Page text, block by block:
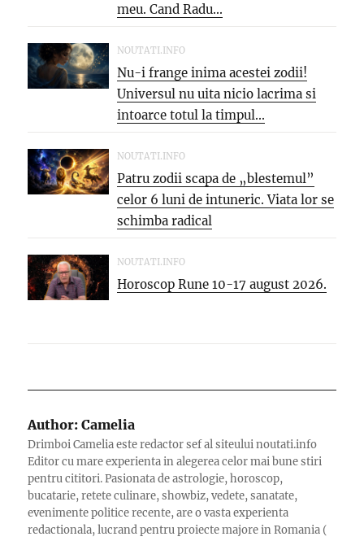
meu. Cand Radu...
NOUTATI.INFO
Nu-i frange inima acestei zodii!
Universul nu uita nicio lacrima si
intoarce totul la timpul...
NOUTATI.INFO
Patru zodii scapa de „blestemul”
celor 6 luni de intuneric. Viata lor se
schimba radical
NOUTATI.INFO
Horoscop Rune 10-17 august 2026.
Author: Camelia
Drimboi Camelia este redactor sef al siteului noutati.info
Editor cu mare experienta in alegerea celor mai bune stiri
pentru cititori. Pasionata de astrologie, horoscop,
bucatarie, retete culinare, showbiz, vedete, sanatate,
evenimente politice recente, are o vasta experienta
redactionala, lucrand pentru proiecte majore in Romania (